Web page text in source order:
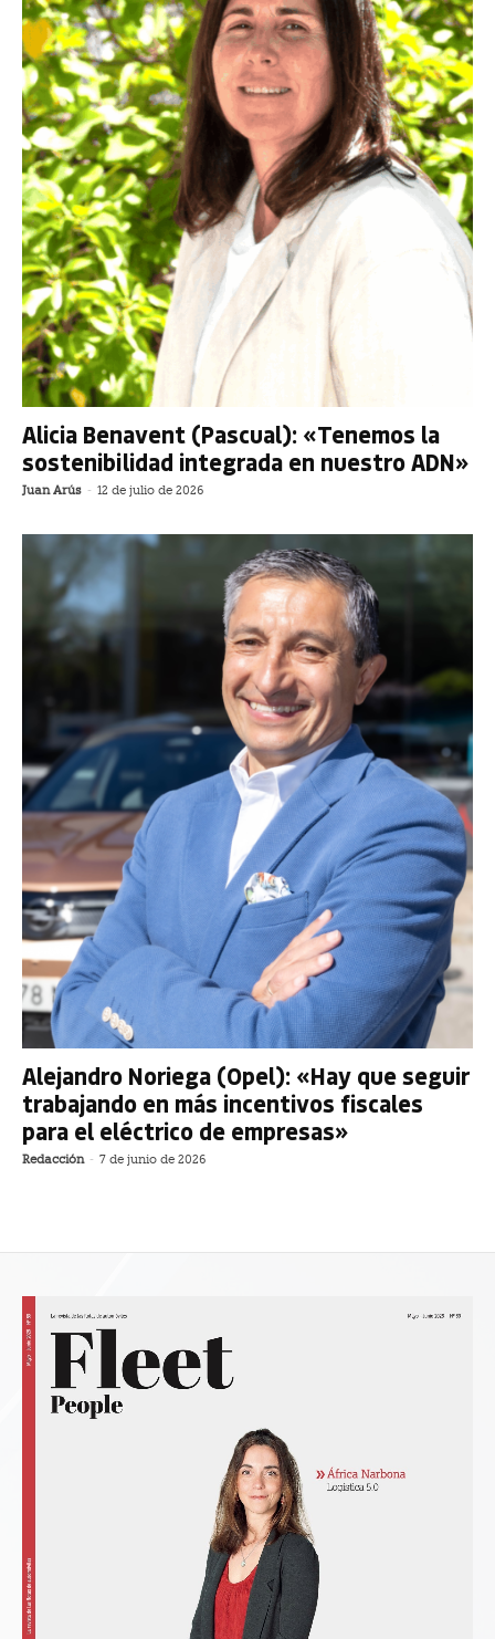
Alicia Benavent (Pascual): «Tenemos la
sostenibilidad integrada en nuestro ADN»
Juan Arús - 12 de julio de 2026
Alejandro Noriega (Opel): «Hay que seguir
trabajando en más incentivos fiscales
para el eléctrico de empresas»
Redacción - 7 de junio de 2026